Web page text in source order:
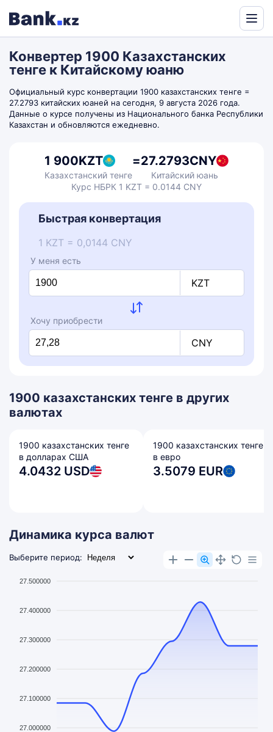
by
Translate
Конвертер 1900 Казахстанских
тенге к Китайскому юаню
Официальный курс конвертации 1900 казахстанских тенге =
27.2793 китайских юаней на сегодня, 9 августа 2026 года.
Данные о курсе получены из Национального банка Республики
Казахстан и обновляются ежедневно.
1 900KZT
Казахстанский тенге
=27.2793CNY
Китайский юань
Курс НБРК 1 KZT = 0.0144 CNY
Быстрая конвертация
1 KZT = 0,0144 CNY
У меня есть
KZT
Хочу приобрести
CNY
1900 казахстанских тенге в других
валютах
1900 казахстанских тенге
в долларах США
4.0432 USD
1900 казахстанских тенге
в евро
3.5079 EUR
Динамика курса валют
Выберите период:
27.500000
27.400000
27.300000
27.200000
27.100000
27.000000